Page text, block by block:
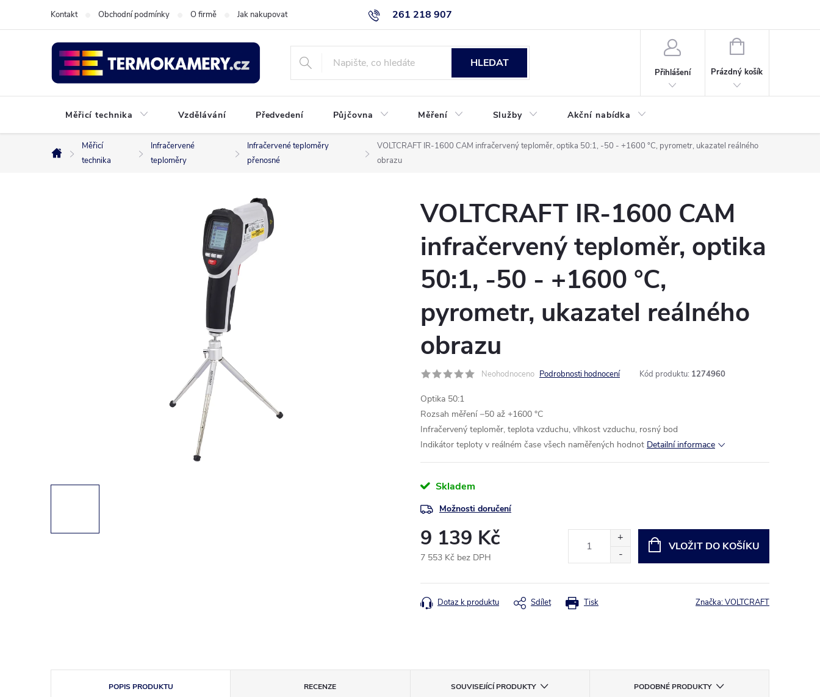
261 218 907
Kontakt Obchodní podmínky O firmě Jak nakupovat Podmínky ochrany osobních údajů Uplatnění reklamace
HLEDAT
Přihlášení
NÁKUPNÍ
Prázdný košík
Měřicí technika Vzdělávání Předvedení Půjčovna Měření Služby Akční nabídka
Domů
Měřicí
technika
Infračervené
teploměry
Infračervené teploměry
přenosné
VOLTCRAFT IR-1600 CAM infračervený teploměr, optika 50:1, -50 - +1600 °C, pyrometr, ukazatel reálného
obrazu
VOLTCRAFT IR-1600 CAM
infračervený teploměr, optika
50:1, -50 - +1600 °C,
pyrometr, ukazatel reálného
obrazu
Neohodnoceno Podrobnosti hodnocení Kód produktu: 1274960
Optika 50:1
Rozsah měření −50 až +1600 °C
Infračervený teploměr, teplota vzduchu, vlhkost vzduchu, rosný bod
Indikátor teploty v reálném čase všech naměřených hodnot Detailní informace
Skladem
Možnosti doručení
9 139 Kč
7 553 Kč bez DPH
cena:
VLOŽIT DO KOŠÍKU
Tisk
Dotaz k produktu Sdílet Značka:VOLTCRAFT
POPIS PRODUKTU RECENZE SOUVISEJÍCÍ PRODUKTY PODOBNÉ PRODUKTY